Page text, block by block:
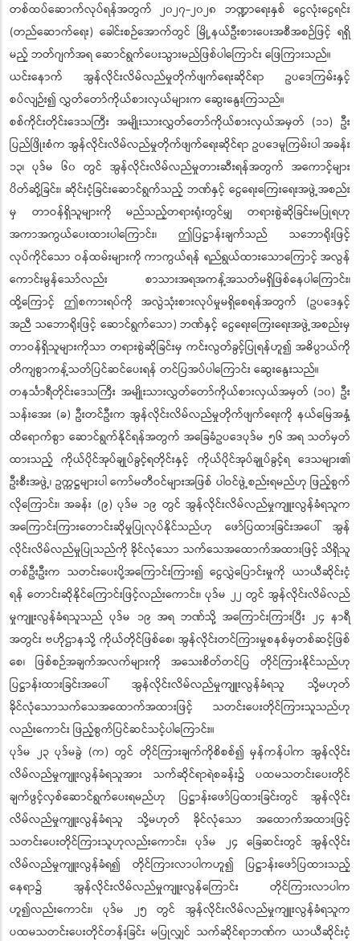
တစ်ထပ်ဆောက်လုပ်ရန်အတွက် ၂၀၂၇-၂၀၂၈ ဘဏ္ဍာရေးနှစ် ငွေလုံးငွေရင်း
(တည်ဆောက်ရေး) ခေါင်းစဉ်အောက်တွင် မြို့နယ်ဦးစားပေးအစီအစဉ်ဖြင့် ရရှိ
မည့် ဘတ်ဂျက်အရ ဆောင်ရွက်ပေးသွားမည်ဖြစ်ပါကြောင်း ဖြေကြားသည်။
ယင်းနောက် အွန်လိုင်းလိမ်လည်မှုတိုက်ဖျက်ရေးဆိုင်ရာ ဥပဒေကြမ်းနှင့်
စပ်လျဉ်း၍ လွှတ်တော်ကိုယ်စားလှယ်များက ဆွေးနွေးကြသည်။
စစ်ကိုင်းတိုင်းဒေသကြီး အမျိုးသားလွှတ်တော်ကိုယ်စားလှယ်အမှတ် (၁၁) ဦး
ပြည်ဖြိုးစံက အွန်လိုင်းလိမ်လည်မှုတိုက်ဖျက်ရေးဆိုင်ရာ ဥပဒေမူကြမ်းပါ အခန်း
၁၃၊ ပုဒ်မ ၆၀ တွင် အွန်လိုင်းလိမ်လည်မှုတားဆီးရန်အတွက် အကောင့်များ
ပိတ်ဆို့ခြင်း၊ ဆိုင်းငံ့ခြင်းဆောင်ရွက်သည့် ဘဏ်နှင့် ငွေရေးကြေးရေးအဖွဲ့အစည်း
မှ တာဝန်ရှိသူများကို မည်သည့်တရားရုံးတွင်မျှ တရားစွဲဆိုခြင်းမပြုရဟု
အကာအကွယ်ပေးထားပါကြောင်း၊ ဤပြဋ္ဌာန်းချက်သည် သဘောရိုးဖြင့်
လုပ်ကိုင်သော ဝန်ထမ်းများကို ကာကွယ်ရန် ရည်ရွယ်ထားသောကြောင့် အလွန်
ကောင်းမွန်သော်လည်း စာသားအရအကန့်အသတ်မရှိဖြစ်နေပါကြောင်း၊
ထို့ကြောင့် ဤစကားရပ်ကို အလွဲသုံးစားလုပ်မှုမရှိစေရန်အတွက် (ဥပဒေနှင့်
အညီ သဘောရိုးဖြင့် ဆောင်ရွက်သော) ဘဏ်နှင့် ငွေရေးကြေးရေးအဖွဲ့အစည်းမှ
တာဝန်ရှိသူများကိုသာ တရားစွဲဆိုခြင်းမှ ကင်းလွတ်ခွင့်ပြုရန်ဟူ၍ အဓိပ္ပာယ်ကို
တိကျစွာကန့်သတ်ပြင်ဆင်ပေးရန် တင်ပြအပ်ပါကြောင်း ဆွေးနွေးသည်။
တနင်္သာရီတိုင်းဒေသကြီး အမျိုးသားလွှတ်တော်ကိုယ်စားလှယ်အမှတ် (၁၀) ဦး
သန်းအေး (ခ) ဦးတင်ဦးက အွန်လိုင်းလိမ်လည်မှုတိုက်ဖျက်ရေးကို နယ်မြေအနှံ့
ထိရောက်စွာ ဆောင်ရွက်နိုင်ရန်အတွက် အခြေခံဥပဒေပုဒ်မ ၅၆ အရ သတ်မှတ်
ထားသည့် ကိုယ်ပိုင်အုပ်ချုပ်ခွင့်ရတိုင်းနှင့် ကိုယ်ပိုင်အုပ်ချုပ်ခွင့်ရ ဒေသများ၏
ဦးစီးအဖွဲ့၊ ဥက္ကဋ္ဌများပါ ကော်မတီဝင်များအဖြစ် ပါဝင်ဖွဲ့စည်းရမည်ဟု ဖြည့်စွက်
လိုကြောင်း၊ အခန်း (၉) ပုဒ်မ ၁၉ တွင် အွန်လိုင်းလိမ်လည်မှုကျူးလွန်ခံရသူက
အကြောင်းကြားတောင်းဆိုမှုပြုလုပ်နိုင်သည်ဟု ဖော်ပြထားခြင်းအပေါ် အွန်
လိုင်းလိမ်လည်မှုပြုသည်ကို ခိုင်လုံသော သက်သေအထောက်အထားဖြင့် သိရှိသူ
တစ်ဦးဦးက သတင်းပေးပို့အကြောင်းကြား၍ ငွေလွှဲပြောင်းမှုကို ယာယီဆိုင်းငံ့
ရန် တောင်းဆိုနိုင်ကြောင်းဖြင့်လည်းကောင်း၊ ပုဒ်မ ၂၂ တွင် အွန်လိုင်းလိမ်လည်
မှုကျူးလွန်ခံရသူသည် ပုဒ်မ ၁၉ အရ ဘဏ်သို့ အကြောင်းကြားပြီး ၂၄ နာရီ
အတွင်း ဗဟိုဌာနသို့ ကိုယ်တိုင်ဖြစ်စေ၊ အွန်လိုင်းတင်ကြားမှုစနစ်မှတစ်ဆင့်ဖြစ်
စေ၊ ဖြစ်စဉ်အချက်အလက်များကို အသေးစိတ်တင်ပြ တိုင်ကြားနိုင်သည်ဟု
ပြဋ္ဌာန်းထားခြင်းအပေါ် အွန်လိုင်းလိမ်လည်မှုကျူးလွန်ခံရသူ သို့မဟုတ်
ခိုင်လုံသောသက်သေအထောက်အထားဖြင့် သတင်းပေးတိုင်ကြားသူသည်ဟု
လည်းကောင်း ဖြည့်စွက်ပြင်ဆင်သင့်ပါကြောင်း။
ပုဒ်မ ၂၃ ပုဒ်မခွဲ (က) တွင် တိုင်ကြားချက်ကိုစိစစ်၍ မှန်ကန်ပါက အွန်လိုင်း
လိမ်လည်မှုကျူးလွန်ခံရသူအား သက်ဆိုင်ရာရဲစခန်း၌ ပထမသတင်းပေးတိုင်
ချက်ဖွင့်လှစ်ဆောင်ရွက်ပေးရမည်ဟု ပြဋ္ဌာန်းဖော်ပြထားခြင်းတွင် အွန်လိုင်း
လိမ်လည်မှုကျူးလွန်ခံရသူ သို့မဟုတ် ခိုင်လုံသော အထောက်အထားဖြင့်
သတင်းပေးတိုင်ကြားသူဟုလည်းကောင်း၊ ပုဒ်မ ၂၄ ခြေဆင်းတွင် အွန်လိုင်း
လိမ်လည်မှုကျူးလွန်ခံရ၍ တိုင်ကြားလာပါကဟူ၍ ပြဋ္ဌာန်းဖော်ပြထားသည့်
နေရာ၌ အွန်လိုင်းလိမ်လည်မှုကျူးလွန်ကြောင်း တိုင်ကြားလာပါက
ဟူ၍လည်းကောင်း၊ ပုဒ်မ ၂၅ တွင် အွန်လိုင်းလိမ်လည်မှုကျူးလွန်ခံရသူက
ပထမသတင်းပေးတိုင်တန်းခြင်း မပြုလျှင် သက်ဆိုင်ရာဘဏ်က ယာယီဆိုင်းငံ့